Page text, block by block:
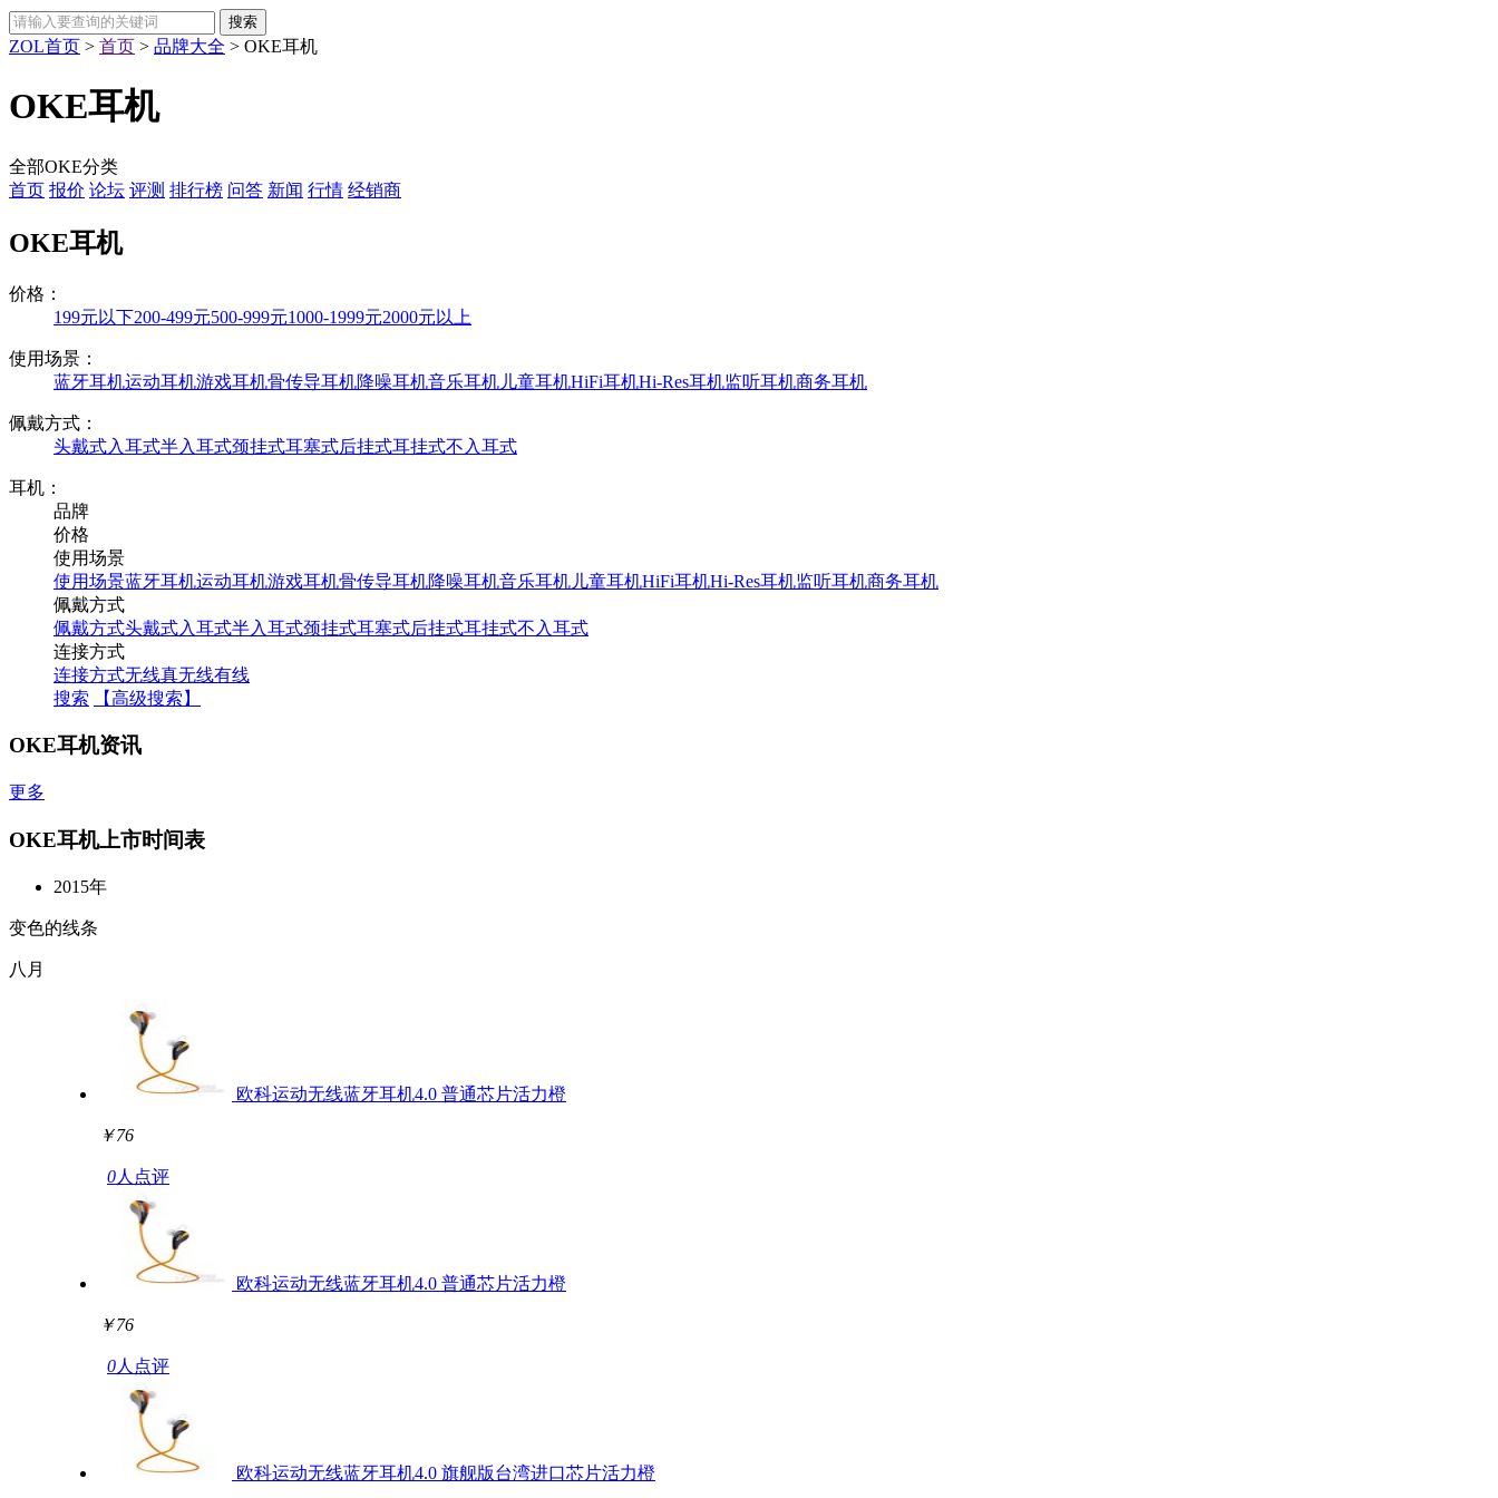
ZOL首页 > 首页 > 品牌大全 > OKE耳机
OKE耳机
全部OKE分类
首页 报价 论坛 评测 排行榜 问答 新闻 行情 经销商
OKE耳机
价格：
199元以下200-499元500-999元1000-1999元2000元以上
使用场景：
蓝牙耳机运动耳机游戏耳机骨传导耳机降噪耳机音乐耳机 儿童耳机HiFi耳机Hi-Res耳机监听耳机商务耳机
佩戴方式：
头戴式入耳式半入耳式颈挂式耳塞式后挂式耳挂式不入耳式
耳机：
品牌
价格
使用场景
使用场景蓝牙耳机运动耳机游戏耳机骨传导耳机降噪耳机音乐耳机 儿童耳机HiFi耳机Hi-Res耳机监听耳机商务耳机
佩戴方式
佩戴方式头戴式入耳式半入耳式颈挂式耳塞式后挂式耳挂式不入耳式
连接方式
连接方式无线真无线有线
搜索
【高级搜索】
OKE耳机资讯
更多
OKE耳机上市时间表
2015年
变色的线条
八月
欧科运动无线蓝牙耳机4.0 普通芯片活力橙
￥76
0人点评
欧科运动无线蓝牙耳机4.0 普通芯片活力橙
￥76
0人点评
欧科运动无线蓝牙耳机4.0 旗舰版台湾进口芯片活力橙